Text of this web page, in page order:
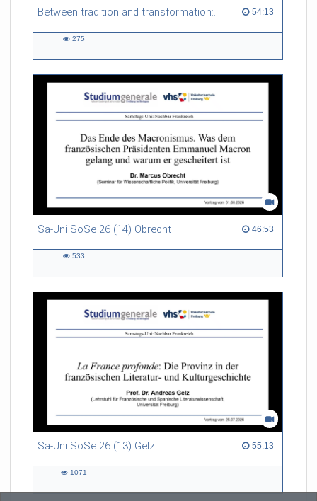
Between tradition and transformation: how owners, advisers and institutions co-create knowledge for resilient forests in Europe 54:13
54:13 duration
275
Sa-Uni SoSe 26 (14) Obrecht 46:53
46:53 duration
533
Sa-Uni SoSe 26 (13) Gelz 55:13
55:13 duration
1071